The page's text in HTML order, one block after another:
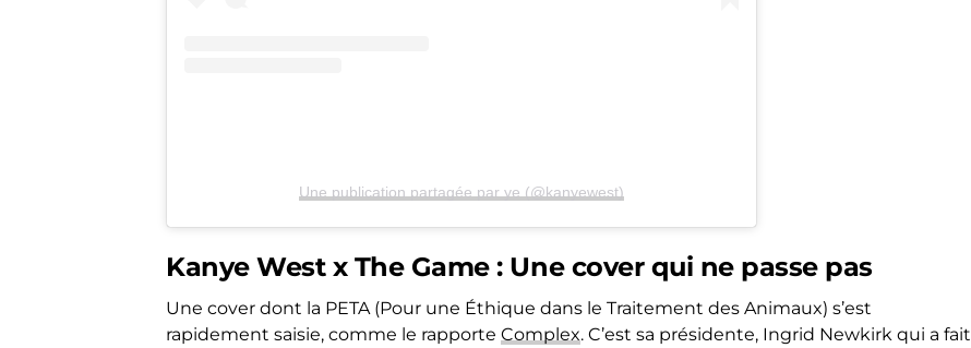
Une publication partagée par ye (@kanyewest)
Kanye West x The Game : Une cover qui ne passe pas
Une cover dont la PETA (Pour une Éthique dans le Traitement des Animaux) s’est
rapidement saisie, comme le rapporte Complex. C’est sa présidente, Ingrid Newkirk qui a fait